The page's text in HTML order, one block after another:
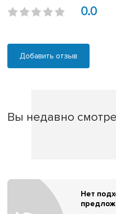
0.0
Добавить отзыв
Вы недавно
Нет